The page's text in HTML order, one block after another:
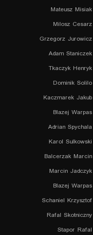
Mateusz Misiak
Milosz Cesarz
Grzegorz Jurowicz
Adam Staniczek
Tkaczyk Henryk
Dominik Solilo
Kaczmarek Jakub
Blazej Warpas
Adrian Spychala
Karol Sulkowski
Balcerzak Marcin
Marcin Jadczyk
Blazej Warpas
Schaniel Krzysztof
Rafal Skotniczny
Stapor Rafal